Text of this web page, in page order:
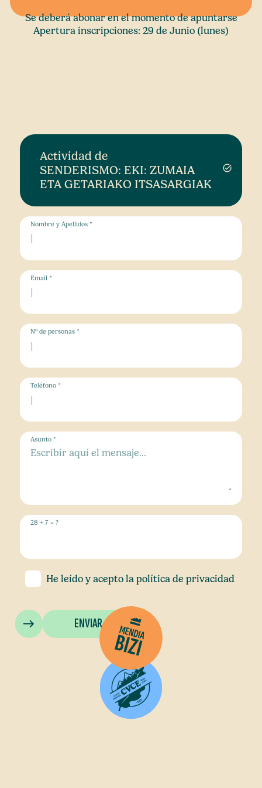
Se deberá abonar en el momento de apuntarse
Apertura inscripciones: 29 de Junio (lunes)
Actividad de
SENDERISMO: EKI: ZUMAIA
ETA GETARIAKO ITSASARGIAK
task_alt
Nombre y Apellidos *
Email *
Nº de personas *
Teléfono *
Asunto *
28 + 7 = ?
He leído y acepto la política de privacidad
ENVIAR